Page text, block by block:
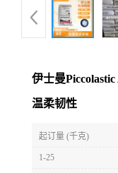
伊士曼
温柔韧性
起订量 (千克)
1-25